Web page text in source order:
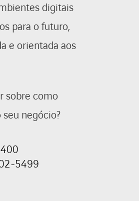
digitais
para o futuro,
e orientada aos
sobre como
negócio?
5499